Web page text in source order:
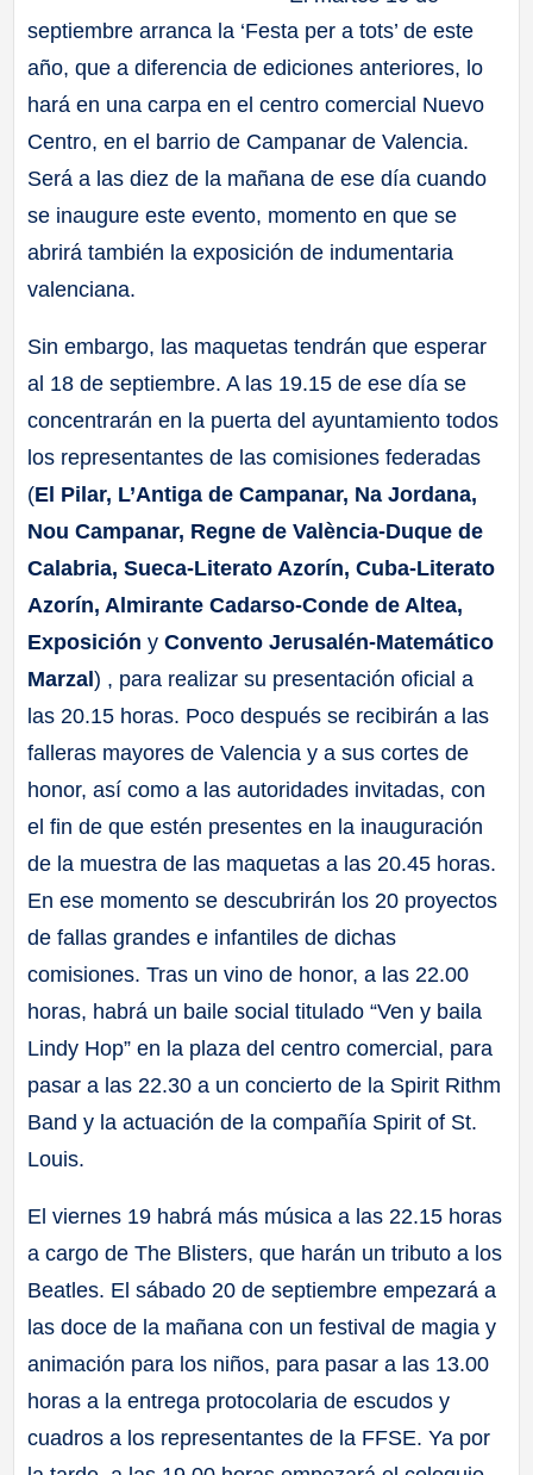
septiembre arranca la ‘Festa per a tots’ de este
año, que a diferencia de ediciones anteriores, lo
hará en una carpa en el centro comercial Nuevo
Centro, en el barrio de Campanar de Valencia.
Será a las diez de la mañana de ese día cuando
se inaugure este evento, momento en que se
abrirá también la exposición de indumentaria
valenciana.
Sin embargo, las maquetas tendrán que esperar
al 18 de septiembre. A las 19.15 de ese día se
concentrarán en la puerta del ayuntamiento todos
los representantes de las comisiones federadas
(El Pilar, L’Antiga de Campanar, Na Jordana,
Nou Campanar, Regne de València-Duque de
Calabria, Sueca-Literato Azorín, Cuba-Literato
Azorín, Almirante Cadarso-Conde de Altea,
Exposición yConvento Jerusalén-Matemático
Marzal) , para realizar su presentación oficial a
las 20.15 horas. Poco después se recibirán a las
falleras mayores de Valencia y a sus cortes de
honor, así como a las autoridades invitadas, con
el fin de que estén presentes en la inauguración
de la muestra de las maquetas a las 20.45 horas.
En ese momento se descubrirán los 20 proyectos
de fallas grandes e infantiles de dichas
comisiones. Tras un vino de honor, a las 22.00
horas, habrá un baile social titulado “Ven y baila
Lindy Hop” en la plaza del centro comercial, para
pasar a las 22.30 a un concierto de la Spirit Rithm
Band y la actuación de la compañía Spirit of St.
Louis.
El viernes 19 habrá más música a las 22.15 horas
a cargo de The Blisters, que harán un tributo a los
Beatles. El sábado 20 de septiembre empezará a
las doce de la mañana con un festival de magia y
animación para los niños, para pasar a las 13.00
horas a la entrega protocolaria de escudos y
cuadros a los representantes de la FFSE. Ya por